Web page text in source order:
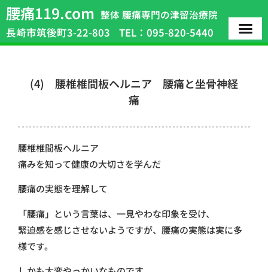
腰痛119.com 整体 腰痛専門の津留治療院
長崎市筑後町3-22-803 TEL：095-820-5440
(4) 腰椎椎間板ヘルニア 腰痛と坐骨神経
痛
腰椎椎間板ヘルニア
痛みを知って健康の大切さを学んだ
腰痛の実態を理解して
「腰痛」という言葉は、一見やわな印象を受け、
緊迫感を感じさせないようですが、腰痛の実態は実に多
様です。